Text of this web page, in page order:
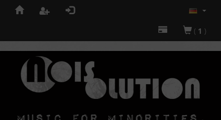
( 1 )